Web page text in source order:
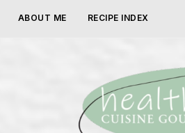
ABOUT ME RECIPE INDEX